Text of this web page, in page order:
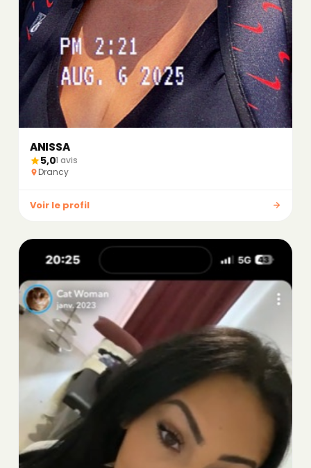
ANISSA
5,01 avis
Drancy
Voir le profil